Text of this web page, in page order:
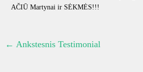
AČIŪ Martynai ir SĖKMĖS!!!
← Ankstesnis Testimonial